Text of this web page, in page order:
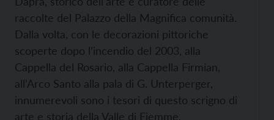
raccolte del Palazzo della Magnifica comunità.
Dalla volta, con le decorazioni pittoriche
scoperte dopo l’incendio del 2003, alla
Cappella del Rosario, alla Cappella Firmian,
all’Arco Santo alla pala di G. Unterperger,
innumerevoli sono i tesori di questo scrigno di
arte e storia della Valle di Fiemme.